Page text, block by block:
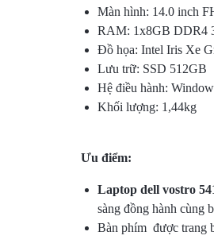
THỐNG
CAMERA
GIÁM
–
KIỂM
SOÁT
Màn hình: 14.0 inch
RAM: 1x8GB DDR4
Đồ họa: Intel Iris Xe
Lưu trữ: SSD 512GB
Hệ điều hành:
Khối lượng: 1,44kg
Ưu điểm:
Laptop dell vostro
sàng đồng hành cùng
Bàn phím được trang